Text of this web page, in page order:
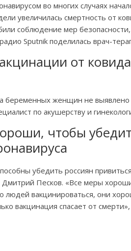
во многих случаях
увеличилась смертность от
соблюдение мер
Sputnik поделилась врач-
от
беременных женщин не
по акушерству и
чтобы
убедить россиян
Дмитрий Песков. «Все меры
людей вакцинироваться, они
вакцинация спасает от